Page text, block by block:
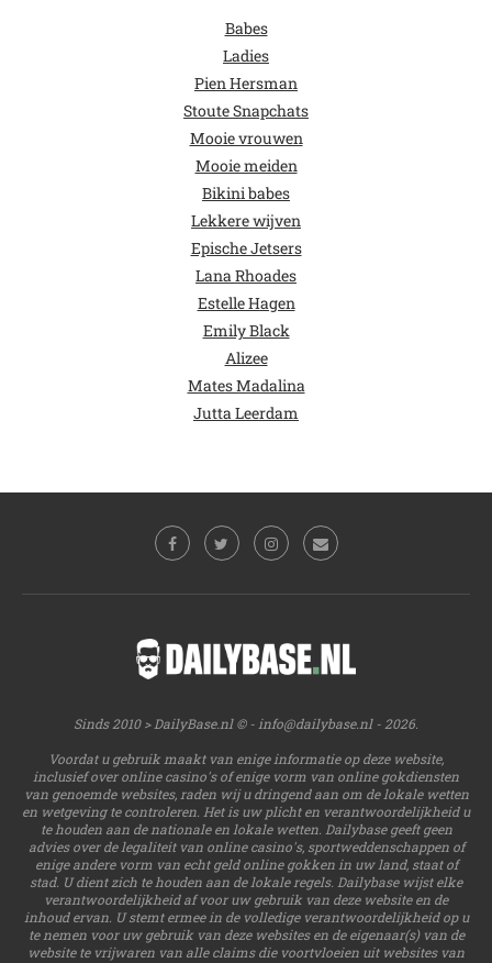
Babes
Ladies
Pien Hersman
Stoute Snapchats
Mooie vrouwen
Mooie meiden
Bikini babes
Lekkere wijven
Epische Jetsers
Lana Rhoades
Estelle Hagen
Emily Black
Alizee
Mates Madalina
Jutta Leerdam
Sinds 2010 > DailyBase.nl © -info@dailybase.nl- 2026.
Voordat u gebruik maakt van enige informatie op deze website,
inclusief over online casino's of enige vorm van online gokdiensten
van genoemde websites, raden wij u dringend aan om de lokale wetten
en wetgeving te controleren. Het is uw plicht en verantwoordelijkheid u
te houden aan de nationale en lokale wetten. Dailybase geeft geen
advies over de legaliteit van online casino's, sportweddenschappen of
enige andere vorm van echt geld online gokken in uw land, staat of
stad. U dient zich te houden aan de lokale regels. Dailybase wijst elke
verantwoordelijkheid af voor uw gebruik van deze website en de
inhoud ervan. U stemt ermee in de volledige verantwoordelijkheid op u
te nemen voor uw gebruik van deze websites en de eigenaar(s) van de
website te vrijwaren van alle claims die voortvloeien uit websites van